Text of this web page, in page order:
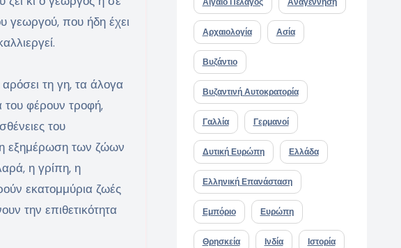
γεωργού, που ήδη έχει
τη γη, τα άλογα
του φέρουν τροφή,
του
εξημέρωση των ζώων
η γρίπη, η
εκατομμύρια ζωές
την επιθετικότητα
Αρχαιολογία Ασία
Βυζάντιο
Βυζαντινή Αυτοκρατορία
Γαλλία Γερμανοί
Δυτική Ευρώπη Ελλάδα
Ελληνική Επανάσταση
Εμπόριο Ευρώπη
Θρησκεία Ινδία Ιστορία